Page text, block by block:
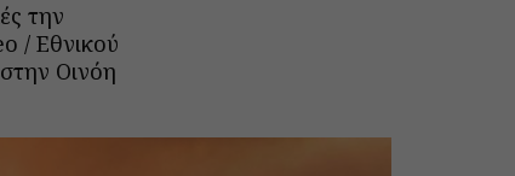
την
/ Εθνικού
Οινόη